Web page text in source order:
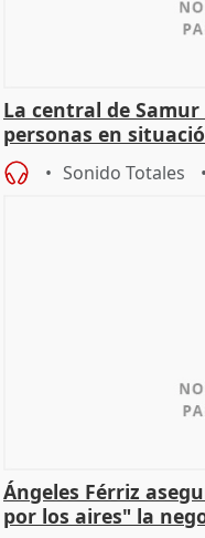
La central de
personas en
de Calor
Sonido Totales
Ángeles Férriz
por los aires" la